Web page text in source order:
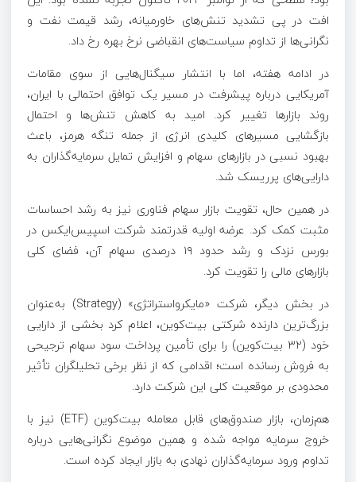
افت در پی تشدید تنش‌های خاورمیانه، رشد قیمت نفت و
نگرانی‌ها از تداوم سیاست‌های انقباضی نرخ بهره رخ داد.
در ادامه هفته، اما با انتشار سیگنال‌هایی از سوی مقامات
آمریکایی درباره پیشرفت در مسیر یک توافق احتمالی با ایران،
روند بازار‌ها تغییر کرد. امید به کاهش تنش‌ها و احتمال
بازگشایی مسیر‌های کلیدی انرژی از جمله تنگه هرمز، باعث
بهبود نسبی در بازار‌های سهام و افزایش تمایل سرمایه‌گذاران به
دارایی‌های پرریسک شد.
در همین حال، تقویت بازار سهام فناوری نیز به رشد احساسات
مثبت کمک کرد. عرضه اولیه قدرتمند شرکت اسپیس‌ایکس در
بورس نزدک و رشد حدود ۱۹ درصدی سهام آن، فضای کلی
بازار‌های مالی را تقویت کرد.
در بخش دیگر، شرکت «مایکرواستراتژی» (Strategy) به‌عنوان
بزرگ‌ترین دارنده شرکتی بیت‌کوین، اعلام کرد بخشی از دارایی
خود (۳۲ بیت‌کوین) را برای تأمین پرداخت سود سهام ترجیحی
به فروش رسانده است؛ اقدامی که از نظر برخی تحلیلگران تأثیر
محدودی بر موقعیت کلی این شرکت دارد.
هم‌زمان، بازار صندوق‌های قابل معامله بیت‌کوین (ETF) نیز با
خروج سرمایه مواجه شده و همین موضوع نگرانی‌هایی درباره
تداوم ورود سرمایه‌گذاران نهادی به بازار ایجاد کرده است.